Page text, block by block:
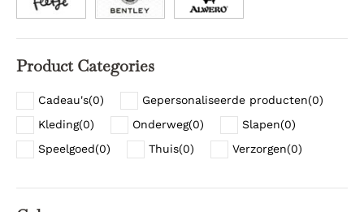
Product Categories
Cadeau's(0) Gepersonaliseerde producten(0)
Kleding(0) Onderweg(0) Slapen(0)
Speelgoed(0) Thuis(0) Verzorgen(0)